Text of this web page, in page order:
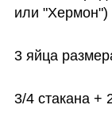
или "Хермон")
3 яйца
3/4 стакана +